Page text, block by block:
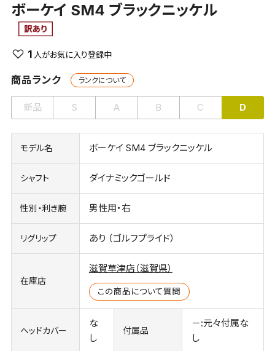
ボーケイ SM4 ブラックニッケル
1
商品ランク ランクについて
新品 S A B C D
モデル名 ボーケイ SM4 ブラックニッケル
シャフト ダイナミックゴールド
性別・利き腕 男性用・右
リグリップ あり （ゴルフプライド）
在庫店
滋賀草津店（滋賀県）
この商品について質問
ヘッドカバー
な
し
付属品
－:元々付属な
し